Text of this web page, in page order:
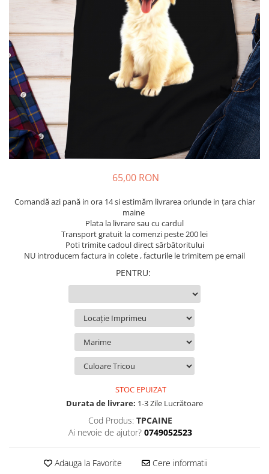
Tricouri Diverse
Tricouri Azi esti Tanar si maine...
Tricouri Motivationale
Tricouri Mamici
Tricouri Pensionari
Tricouri Animalute
Tricouri Stari
Tricouri Gameri
Tricouri Mesaje Virale
Tricouri Copii
65,00 RON
Comandă azi pană in ora 14 si estimăm livrarea oriunde in țara chiar
maine
Plata la livrare sau cu cardul
Transport gratuit la comenzi peste 200 lei
Poti trimite cadoul direct sărbătoritului
NU introducem factura in colete , facturile le trimitem pe email
PENTRU:
STOC EPUIZAT
Durata de livrare: 1-3 Zile Lucrătoare
Cod Produs: TPCAINE
Ai nevoie de ajutor? 0749052523
Adauga la Favorite Cere informatii